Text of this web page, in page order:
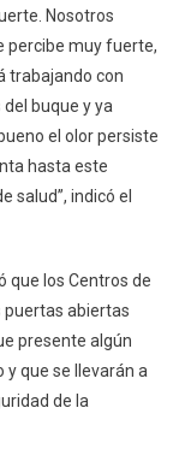
Nosotros
percibe muy fuerte,
trabajando con
buque y ya
el olor persiste
hasta este
salud”, indicó el
que los Centros de
puertas abiertas
presente algún
que se llevarán a
de la